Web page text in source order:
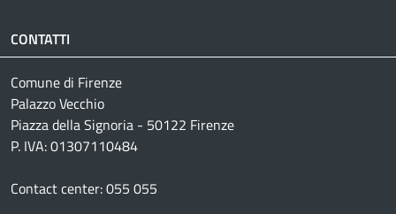
CONTATTI
Comune di Firenze
Palazzo Vecchio
Piazza della Signoria - 50122 Firenze
P. IVA: 01307110484
Contact center: 055 055